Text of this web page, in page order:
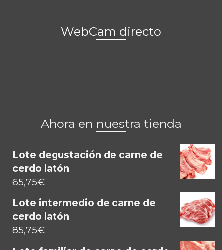
WebCam directo
Ahora en nuestra tienda
Lote degustación de carne de
cerdo latón
65,75€
Lote intermedio de carne de
cerdo latón
85,75€